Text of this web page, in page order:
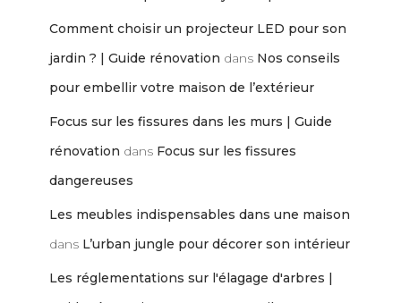
Comment choisir un projecteur LED pour son
jardin ? | Guide rénovation dans Nos conseils
pour embellir votre maison de l’extérieur
Focus sur les fissures dans les murs | Guide
rénovation dans Focus sur les fissures
dangereuses
Les meubles indispensables dans une maison
dans L’urban jungle pour décorer son intérieur
Les réglementations sur l'élagage d'arbres |